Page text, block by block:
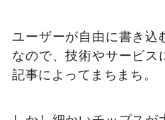
ユーザーが自由に書き込
なので、技術やサービス
記事によってまちまち。